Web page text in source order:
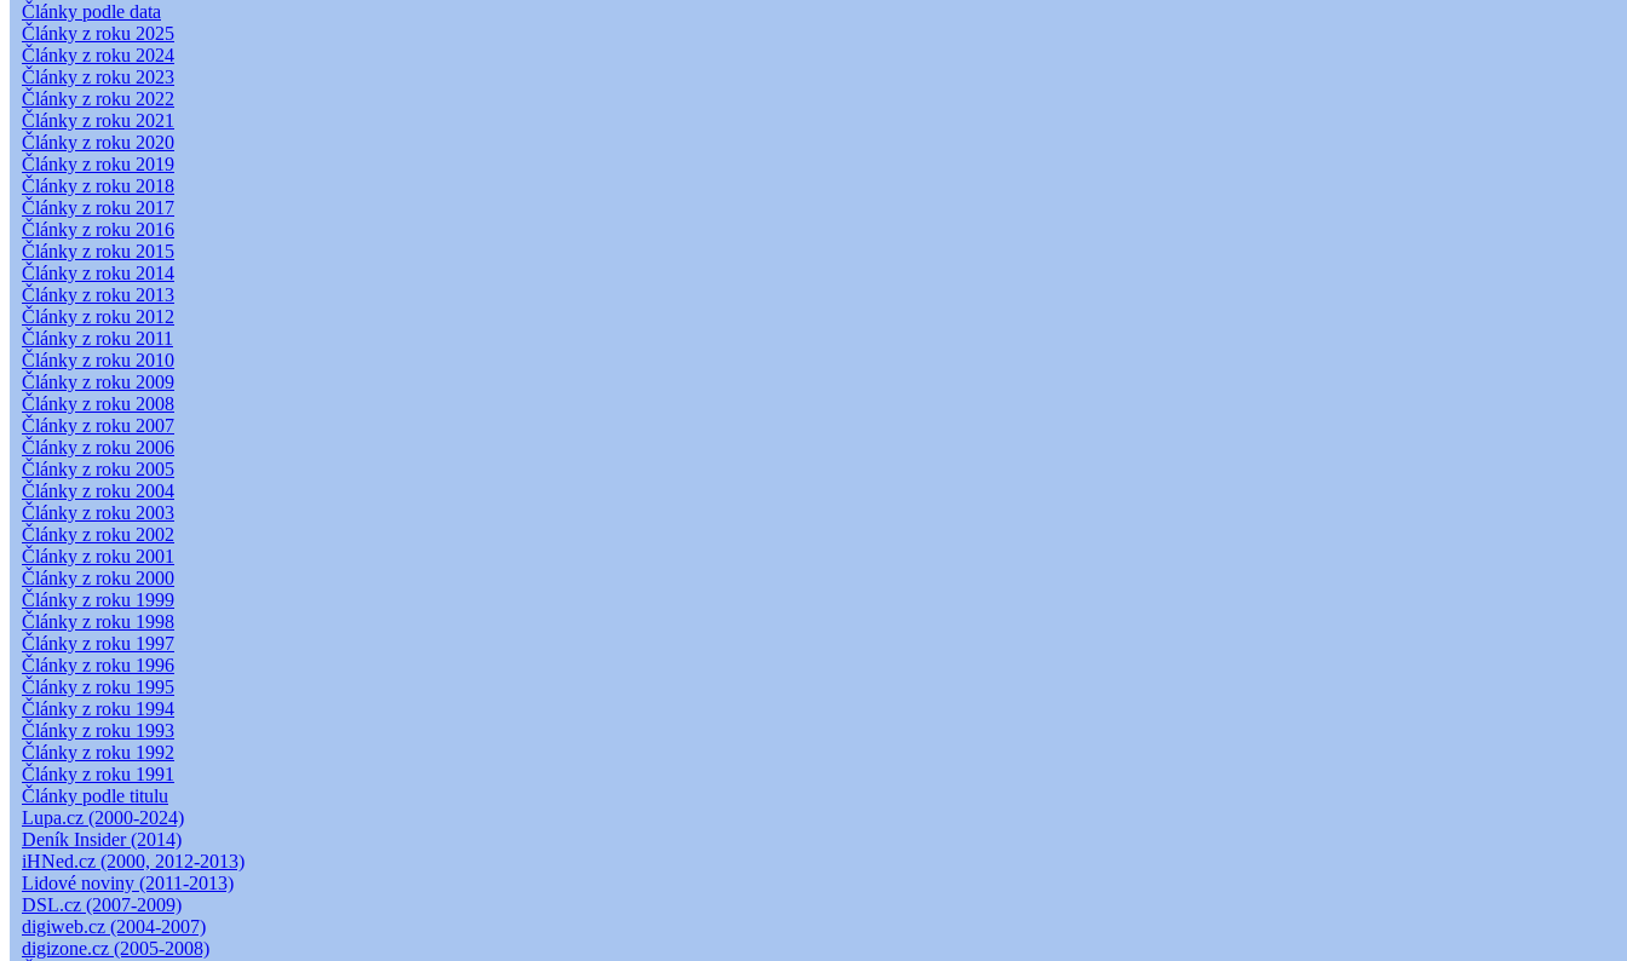
Články podle data
Články z roku 2025
Články z roku 2024
Články z roku 2023
Články z roku 2022
Články z roku 2021
Články z roku 2020
Články z roku 2019
Články z roku 2018
Články z roku 2017
Články z roku 2016
Články z roku 2015
Články z roku 2014
Články z roku 2013
Články z roku 2012
Články z roku 2011
Články z roku 2010
Články z roku 2009
Články z roku 2008
Články z roku 2007
Články z roku 2006
Články z roku 2005
Články z roku 2004
Články z roku 2003
Články z roku 2002
Články z roku 2001
Články z roku 2000
Články z roku 1999
Články z roku 1998
Články z roku 1997
Články z roku 1996
Články z roku 1995
Články z roku 1994
Články z roku 1993
Články z roku 1992
Články z roku 1991
Články podle titulu
Lupa.cz (2000-2024)
Deník Insider (2014)
iHNed.cz (2000, 2012-2013)
Lidové noviny (2011-2013)
DSL.cz (2007-2009)
digiweb.cz (2004-2007)
digizone.cz (2005-2008)